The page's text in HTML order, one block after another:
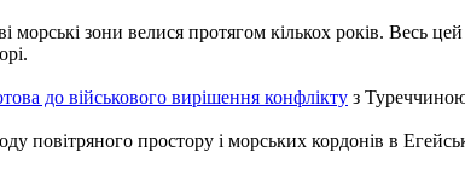
зони велися протягом кількох років. Весь
до військового вирішення конфлікту з
повітряного простору і морських кордонів в